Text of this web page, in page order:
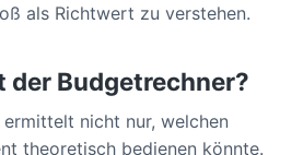
als Richtwert zu verstehen.
der Budgetrechner?
nicht nur, welchen
theoretisch bedienen könnte.